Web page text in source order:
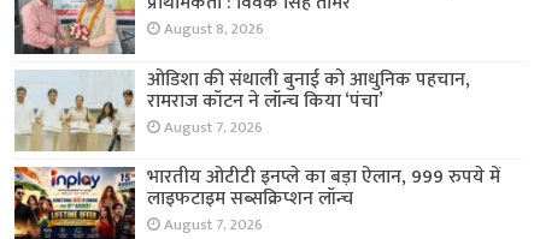
August 8, 2026
ओडिशा की संथाली बुनाई को आधुनिक पहचान,
रामराज कॉटन ने लॉन्च किया ‘पंचा’
August 7, 2026
भारतीय ओटीटी इनप्ले का बड़ा ऐलान, 999 रुपये में
लाइफटाइम सब्सक्रिप्शन लॉन्च
August 7, 2026